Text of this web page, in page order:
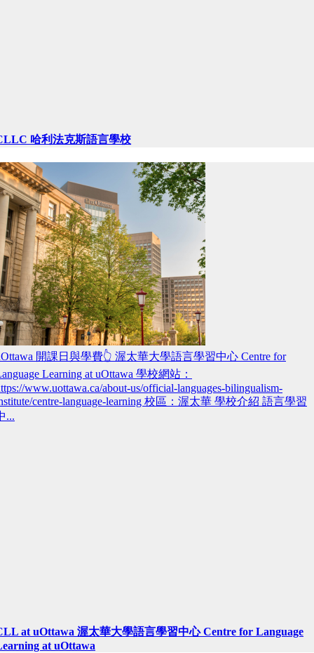
哈利法克斯語言學校
開課日與學費👆 渥太華大學語言學習中心 Centre for
Learning at uOttawa 學校網站：
www.uottawa.ca/about-us/official-languages-bilingualism-
centre-language-learning 校區：渥太華 學校介紹 語言學習
...
at uOttawa 渥太華大學語言學習中心 Centre for Language
at uOttawa